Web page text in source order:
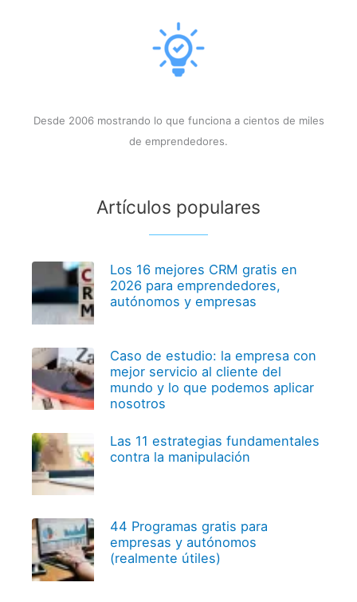
Desde 2006 mostrando lo que funciona a cientos de miles
de emprendedores.
Artículos populares
Los 16 mejores CRM gratis en
2026 para emprendedores,
autónomos y empresas
Caso de estudio: la empresa con
mejor servicio al cliente del
mundo y lo que podemos aplicar
nosotros
Las 11 estrategias fundamentales
contra la manipulación
44 Programas gratis para
empresas y autónomos
(realmente útiles)